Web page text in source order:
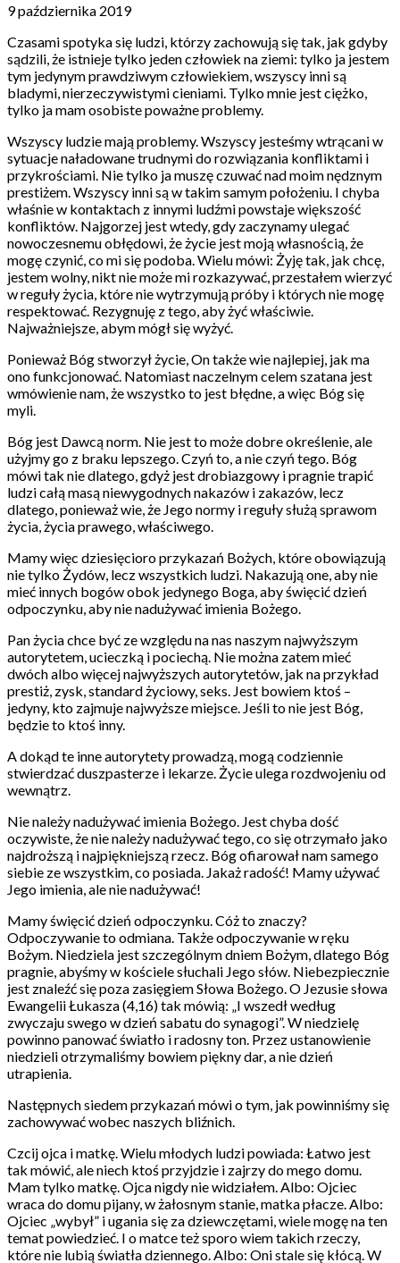
9 października 2019
Czasami spotyka się ludzi, którzy zachowują się tak, jak gdyby
sądzili, że istnieje tylko jeden człowiek na ziemi: tylko ja jestem
tym jedynym prawdziwym człowiekiem, wszyscy inni są
bladymi, nierzeczywistymi cieniami. Tylko mnie jest ciężko,
tylko ja mam osobiste poważne problemy.
Wszyscy ludzie mają problemy. Wszyscy jesteśmy wtrącani w
sytuacje naładowane trudnymi do rozwiązania konfliktami i
przykrościami. Nie tylko ja muszę czuwać nad moim nędznym
prestiżem. Wszyscy inni są w takim samym położeniu. I chyba
właśnie w kontaktach z innymi ludźmi powstaje większość
konfliktów. Najgorzej jest wtedy, gdy zaczynamy ulegać
nowoczesnemu obłędowi, że życie jest moją własnością, że
mogę czynić, co mi się podoba. Wielu mówi: Żyję tak, jak chcę,
jestem wolny, nikt nie może mi rozkazywać, przestałem wierzyć
w reguły życia, które nie wytrzymują próby i których nie mogę
respektować. Rezygnuję z tego, aby żyć właściwie.
Najważniejsze, abym mógł się wyżyć.
Ponieważ Bóg stworzył życie, On także wie najlepiej, jak ma
ono funkcjonować. Natomiast naczelnym celem szatana jest
wmówienie nam, że wszystko to jest błędne, a więc Bóg się
myli.
Bóg jest Dawcą norm. Nie jest to może dobre określenie, ale
użyjmy go z braku lepszego. Czyń to, a nie czyń tego. Bóg
mówi tak nie dlatego, gdyż jest drobiazgowy i pragnie trapić
ludzi całą masą niewygodnych nakazów i zakazów, lecz
dlatego, ponieważ wie, że Jego normy i reguły służą sprawom
życia, życia prawego, właściwego.
Mamy więc dziesięcioro przykazań Bożych, które obowiązują
nie tylko Żydów, lecz wszystkich ludzi. Nakazują one, aby nie
mieć innych bogów obok jedynego Boga, aby święcić dzień
odpoczynku, aby nie nadużywać imienia Bożego.
Pan życia chce być ze względu na nas naszym najwyższym
autorytetem, ucieczką i pociechą. Nie można zatem mieć
dwóch albo więcej najwyższych autorytetów, jak na przykład
prestiż, zysk, standard życiowy, seks. Jest bowiem ktoś –
jedyny, kto zajmuje najwyższe miejsce. Jeśli to nie jest Bóg,
będzie to ktoś inny.
A dokąd te inne autorytety prowadzą, mogą codziennie
stwierdzać duszpasterze i lekarze. Życie ulega rozdwojeniu od
wewnątrz.
Nie należy nadużywać imienia Bożego. Jest chyba dość
oczywiste, że nie należy nadużywać tego, co się otrzymało jako
najdroższą i najpiękniejszą rzecz. Bóg ofiarował nam samego
siebie ze wszystkim, co posiada. Jakaż radość! Mamy używać
Jego imienia, ale nie nadużywać!
Mamy święcić dzień odpoczynku. Cóż to znaczy?
Odpoczywanie to odmiana. Także odpoczywanie w ręku
Bożym. Niedziela jest szczególnym dniem Bożym, dlatego Bóg
pragnie, abyśmy w kościele słuchali Jego słów. Niebezpiecznie
jest znaleźć się poza zasięgiem Słowa Bożego. O Jezusie słowa
Ewangelii Łukasza (4,16) tak mówią: „I wszedł według
zwyczaju swego w dzień sabatu do synagogi”. W niedzielę
powinno panować światło i radosny ton. Przez ustanowienie
niedzieli otrzymaliśmy bowiem piękny dar, a nie dzień
utrapienia.
Następnych siedem przykazań mówi o tym, jak powinniśmy się
zachowywać wobec naszych bliźnich.
Czcij ojca i matkę. Wielu młodych ludzi powiada: Łatwo jest
tak mówić, ale niech ktoś przyjdzie i zajrzy do mego domu.
Mam tylko matkę. Ojca nigdy nie widziałem. Albo: Ojciec
wraca do domu pijany, w żałosnym stanie, matka płacze. Albo:
Ojciec „wybył” i ugania się za dziewczętami, wiele mogę na ten
temat powiedzieć. I o matce też sporo wiem takich rzeczy,
które nie lubią światła dziennego. Albo: Oni stale się kłócą. W